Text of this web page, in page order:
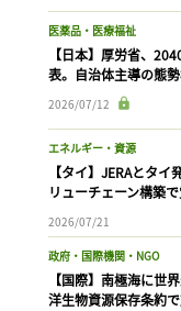
医薬品・医療福祉
【日本】厚労省、
表。自治体主導の態
2026/07/12
エネルギー・資源
【タイ】JERAとタ
リューチェーン構築
2026/07/21
政府・国際機関・NGO
【国際】南極海に世
洋生物資源保存条約